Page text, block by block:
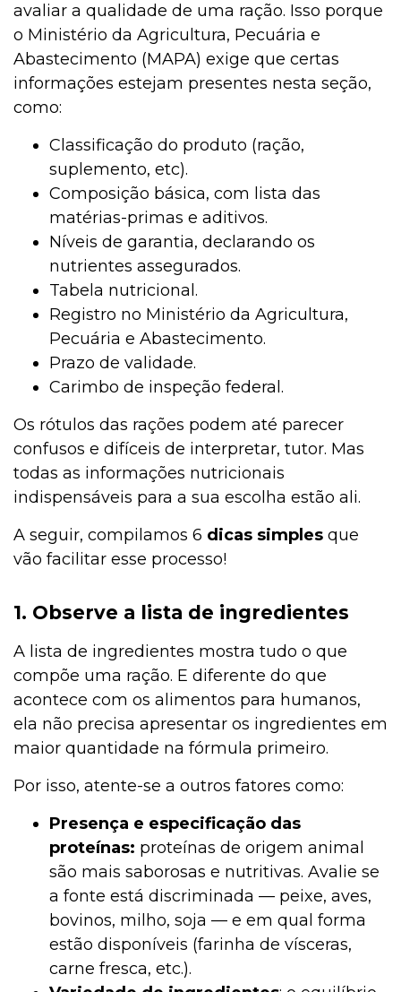
avaliar a qualidade de uma ração. Isso porque
o Ministério da Agricultura, Pecuária e
Abastecimento (MAPA) exige que certas
informações estejam presentes nesta seção,
como:
Classificação do produto (ração,
suplemento, etc).
Composição básica, com lista das
matérias-primas e aditivos.
Níveis de garantia, declarando os
nutrientes assegurados.
Tabela nutricional.
Registro no Ministério da Agricultura,
Pecuária e Abastecimento.
Prazo de validade.
Carimbo de inspeção federal.
Os rótulos das rações podem até parecer
confusos e difíceis de interpretar, tutor. Mas
todas as informações nutricionais
indispensáveis para a sua escolha estão ali.
A seguir, compilamos 6 dicas simples que
vão facilitar esse processo!
1. Observe a lista de ingredientes
A lista de ingredientes mostra tudo o que
compõe uma ração. E diferente do que
acontece com os alimentos para humanos,
ela não precisa apresentar os ingredientes em
maior quantidade na fórmula primeiro.
Por isso, atente-se a outros fatores como:
Presença e especificação das
proteínas: proteínas de origem animal
são mais saborosas e nutritivas. Avalie se
a fonte está discriminada — peixe, aves,
bovinos, milho, soja — e em qual forma
estão disponíveis (farinha de vísceras,
carne fresca, etc.).